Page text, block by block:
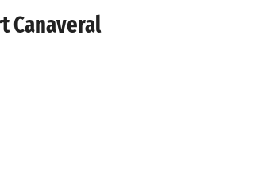
Canaveral